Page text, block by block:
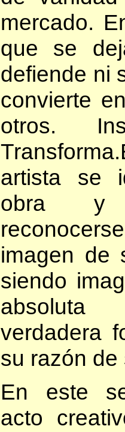
mercado.
que se
defiende ni
convierte
otros.
artista se
obra y
imagen de
siendo
absoluta
verdadera
su razón de
En este
acto